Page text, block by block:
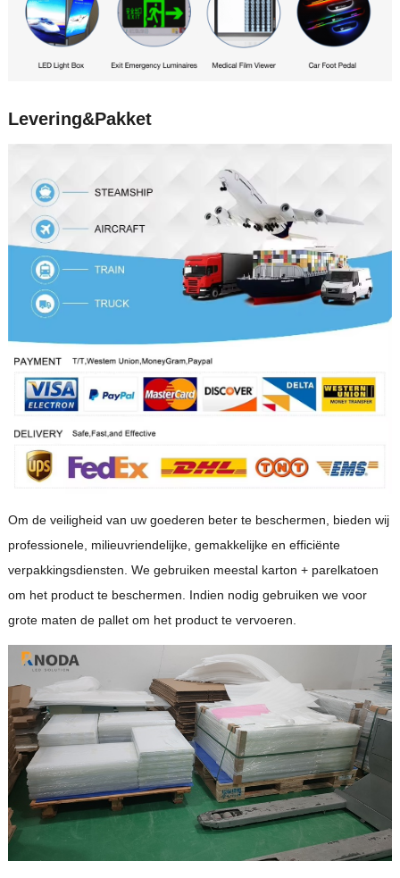
Levering&Pakket
Om de veiligheid van uw goederen beter te beschermen, bieden wij
professionele, milieuvriendelijke, gemakkelijke en efficiënte
verpakkingsdiensten. We gebruiken meestal karton + parelkatoen
om het product te beschermen. Indien nodig gebruiken we voor
grote maten de pallet om het product te vervoeren.